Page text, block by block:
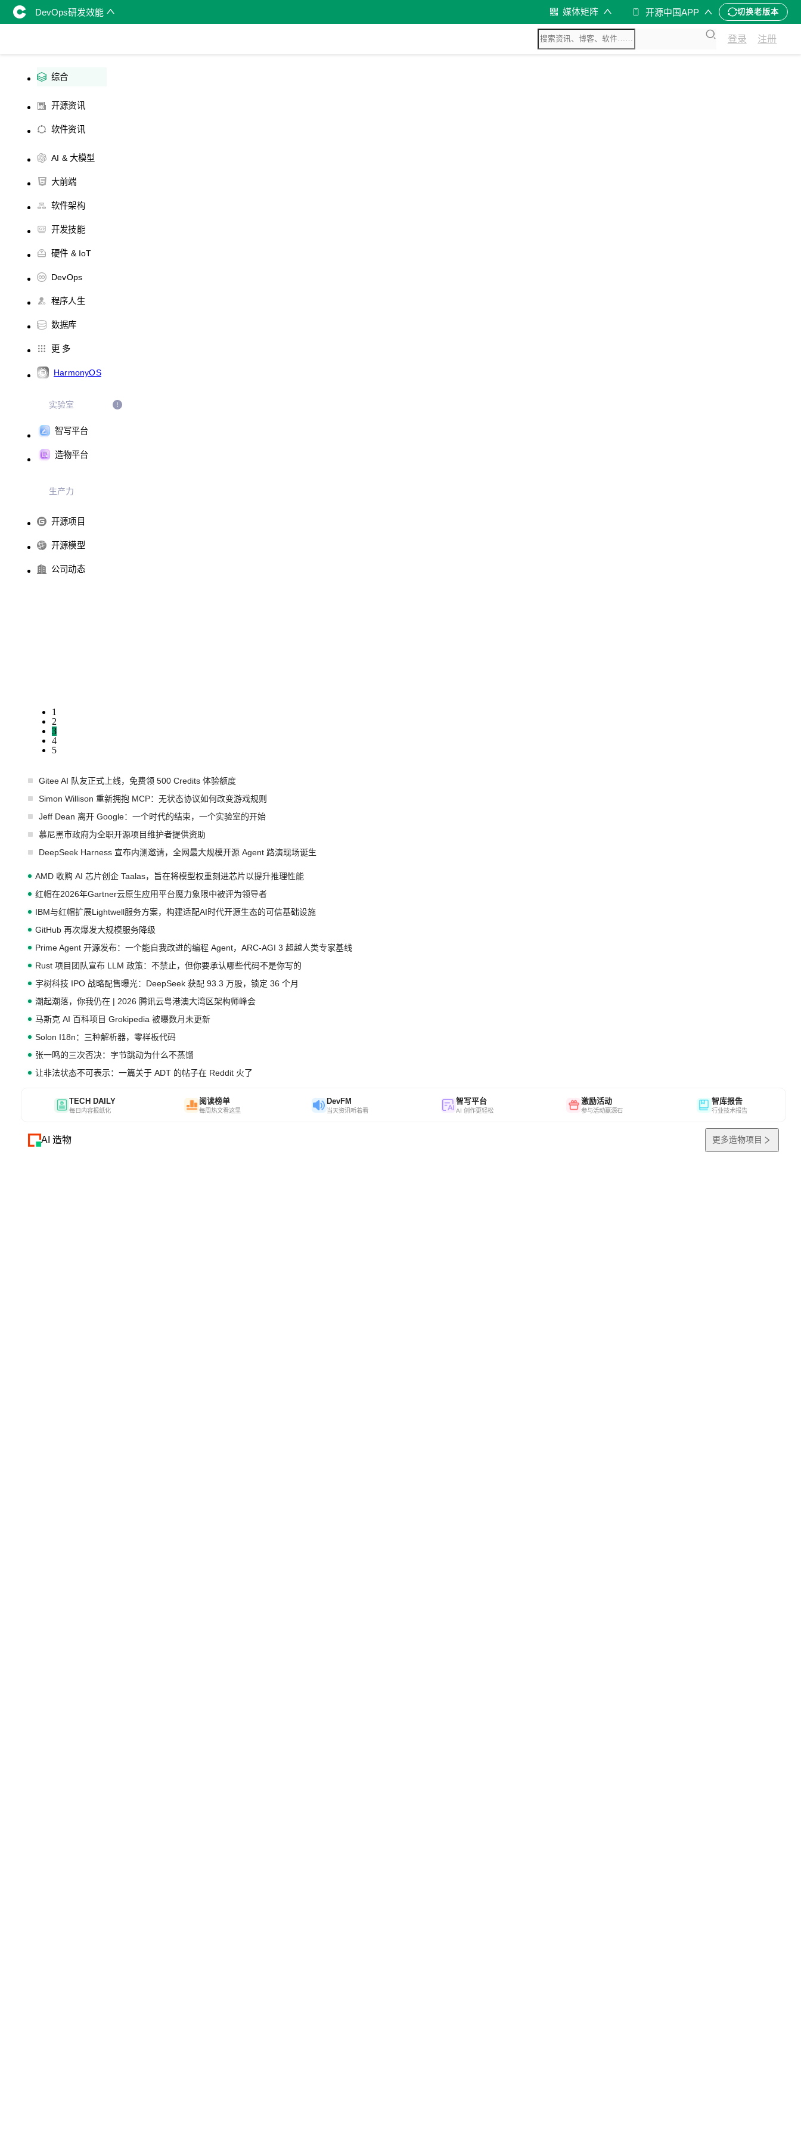
DevOps研发效能 媒体矩阵 开源中国APP 切换老版本
登录 注册
综合
开源资讯
软件资讯
AI & 大模型
大前端
软件架构
开发技能
硬件 & IoT
DevOps
程序人生
数据库
更 多
HarmonyOS
实验室
智写平台
造物平台
生产力
开源项目
开源模型
公司动态
1
2
3
4
5
Gitee AI 队友正式上线，免费领 500 Credits 体验额度
Simon Willison 重新拥抱 MCP：无状态协议如何改变游戏规则
Jeff Dean 离开 Google：一个时代的结束，一个实验室的开始
慕尼黑市政府为全职开源项目维护者提供资助
DeepSeek Harness 宣布内测邀请，全网最大规模开源 Agent 路演现场诞生
AMD 收购 AI 芯片创企 Taalas，旨在将模型权重刻进芯片以提升推理性能
红帽在2026年Gartner云原生应用平台魔力象限中被评为领导者
IBM与红帽扩展Lightwell服务方案，构建适配AI时代开源生态的可信基础设施
GitHub 再次爆发大规模服务降级
Prime Agent 开源发布：一个能自我改进的编程 Agent，ARC-AGI 3 超越人类专家基线
Rust 项目团队宣布 LLM 政策：不禁止，但你要承认哪些代码不是你写的
宇树科技 IPO 战略配售曝光：DeepSeek 获配 93.3 万股，锁定 36 个月
潮起潮落，你我仍在 | 2026 腾讯云粤港澳大湾区架构师峰会
马斯克 AI 百科项目 Grokipedia 被曝数月未更新
Solon I18n：三种解析器，零样板代码
张一鸣的三次否决：字节跳动为什么不蒸馏
让非法状态不可表示：一篇关于 ADT 的帖子在 Reddit 火了
TECH DAILY
每日内容报纸化
阅读榜单
每周热文看这里
DevFM
当天资讯听着看
智写平台
AI 创作更轻松
激励活动
参与活动赢源石
智库报告
行业技术报告
AI 造物 更多造物项目